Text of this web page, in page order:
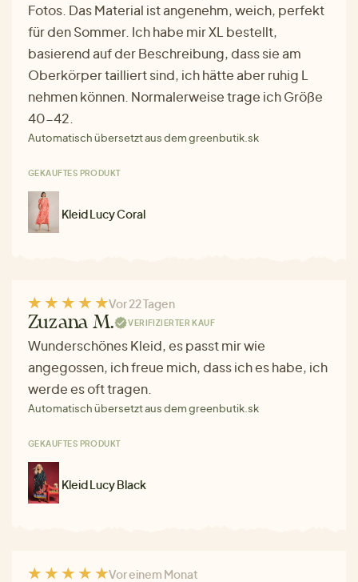
Fotos. Das Material ist angenehm, weich, perfekt
für den Sommer. Ich habe mir XL bestellt,
basierend auf der Beschreibung, dass sie am
Oberkörper tailliert sind, ich hätte aber ruhig L
nehmen können. Normalerweise trage ich Größe
40-42.
Automatisch übersetzt aus dem greenbutik.sk
GEKAUFTES PRODUKT
Kleid Lucy Coral
Vor 22 Tagen
Zuzana M. VERIFIZIERTER KAUF
Wunderschönes Kleid, es passt mir wie
angegossen, ich freue mich, dass ich es habe, ich
werde es oft tragen.
Automatisch übersetzt aus dem greenbutik.sk
GEKAUFTES PRODUKT
Kleid Lucy Black
Vor einem Monat